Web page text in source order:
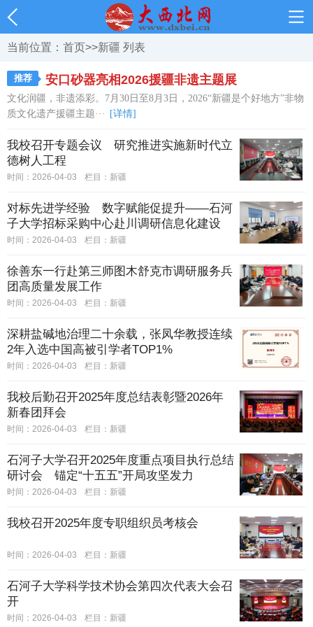
当前位置： 首页>>新疆 列表
推荐 安口砂器亮相2026援疆非遗主题展
文化润疆，非遗添彩。7月30日至8月3日，2026“新疆是个好地方”非物
质文化遗产援疆主题···
[详情]
我校召开专题会议 研究推进实施新时代立
德树人工程
时间：2026-04-03 栏目： 新疆
对标先进学经验 数字赋能促提升——石河
子大学招标采购中心赴川调研信息化建设
时间：2026-04-03 栏目： 新疆
徐善东一行赴第三师图木舒克市调研服务兵
团高质量发展工作
时间：2026-04-03 栏目： 新疆
深耕盐碱地治理二十余载，张凤华教授连续
2年入选中国高被引学者TOP1%
时间：2026-04-03 栏目： 新疆
我校后勤召开2025年度总结表彰暨2026年
新春团拜会
时间：2026-04-03 栏目： 新疆
石河子大学召开2025年度重点项目执行总结
研讨会 锚定“十五五”开局攻坚发力
时间：2026-04-03 栏目： 新疆
我校召开2025年度专职组织员考核会
时间：2026-04-03 栏目： 新疆
石河子大学科学技术协会第四次代表大会召
开
时间：2026-04-03 栏目： 新疆